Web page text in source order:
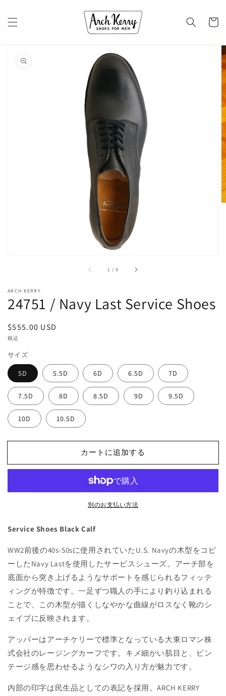
進む
ー
報にス
キップ
ギ
ャ
ラ
リ
ュ
載
て
メ
デ
1 //9
ARCH KERRY
24751 / Navy Last Service Shoes
通
常
価
格
$555.00 USD
税込
サイズ
5D 5.5D 6D 6.5D 7D
7.5D 8D 8.5D 9D 9.5D
10D 10.5D
カートに追加する
別のお支払い方法
Service Shoes Black Calf
WW2前後の40s-50sに使用されていたU.S. Navyの木型をコピ
ーしたNavy Lastを使用したサービスシューズ。アーチ部を
底面から突き上げるようなサポートを感じられるフィッテ
ィングが特徴です。一足ずつ職人の手により釣り込まれる
ことで、この木型が描くしなやかな曲線がロスなく靴のシ
ェイプに反映されます。
アッパーはアーチケリーで標準となっている大東ロマン株
式会社のレージングカーフです。キメ細かい肌目と、ビン
テージ感を思わせるようなシワの入り方が魅力です。
内部の印字は民生品としての表記を採用。ARCH KERRY